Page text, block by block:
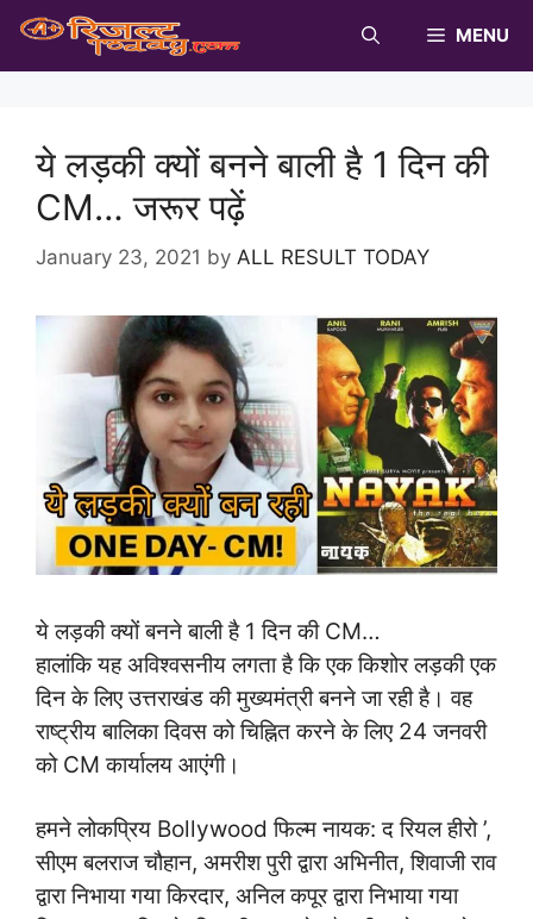
Skip
content
MENU
ये लड़की क्यों बनने बाली है 1 दिन की
CM… जरूर पढ़ें
January 23, 2021 by ALL RESULT TODAY
ये लड़की क्यों बनने बाली है 1 दिन की CM…
हालांकि यह अविश्वसनीय लगता है कि एक किशोर लड़की एक
दिन के लिए उत्तराखंड की मुख्यमंत्री बनने जा रही है। वह
राष्ट्रीय बालिका दिवस को चिह्नित करने के लिए 24 जनवरी
को CM कार्यालय आएंगी।
हमने लोकप्रिय Bollywood फिल्म नायक: द रियल हीरो ’,
सीएम बलराज चौहान, अमरीश पुरी द्वारा अभिनीत, शिवाजी राव
द्वारा निभाया गया किरदार, अनिल कपूर द्वारा निभाया गया